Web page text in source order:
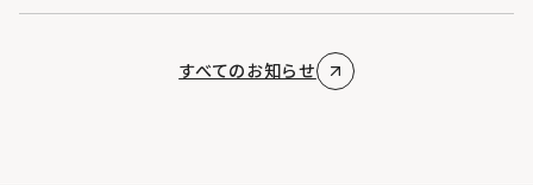
すべてのお知らせ